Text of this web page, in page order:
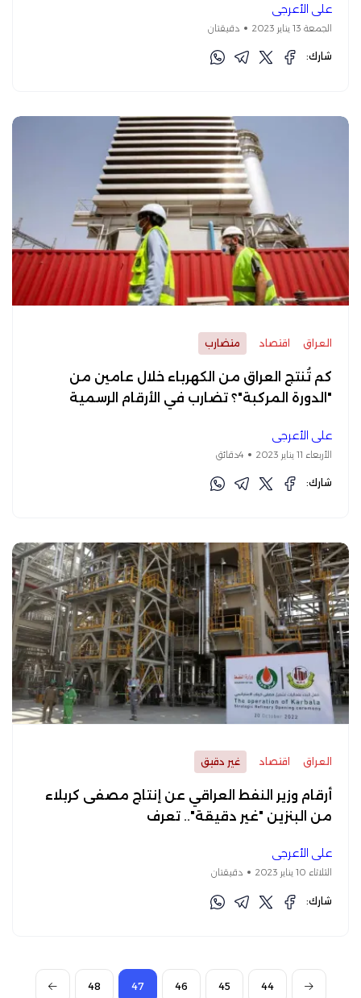
علي الأعرجي
الجمعة 13 يناير 2023 دقيقتان
شارك:
العراق اقتصاد متضارب
كم تُنتج العراق من الكهرباء خلال عامين من
"الدورة المركبة"؟ تضارب في الأرقام الرسمية
علي الأعرجي
الأربعاء 11 يناير 2023 4دقائق
شارك:
العراق اقتصاد غير دقيق
أرقام وزير النفط العراقي عن إنتاج مصفى كربلاء
من البنزين "غير دقيقة".. تعرف
علي الأعرجي
الثلاثاء 10 يناير 2023 دقيقتان
شارك:
44
45
46
47
48